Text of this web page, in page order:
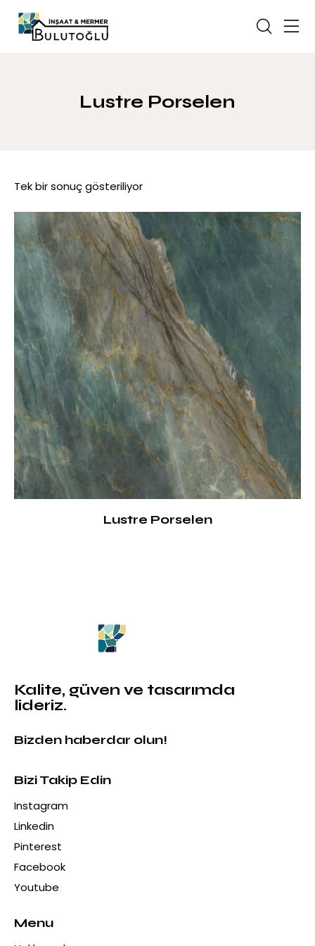
Lustre Porselen
Tek bir sonuç gösteriliyor
Lustre Porselen
Kalite, güven ve tasarımda
lideriz.
Bizden haberdar olun!
Bizi Takip Edin
Instagram
Linkedin
Pinterest
Facebook
Youtube
Menu